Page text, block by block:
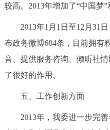
较高。2013年增加了“中国梦”
2013年1月1日至12月31日
布政务微博604条，目前拥有
音、提供服务咨询、倾听社
了很好的作用。
五、工作创新方面
2013年，我委进一步完善